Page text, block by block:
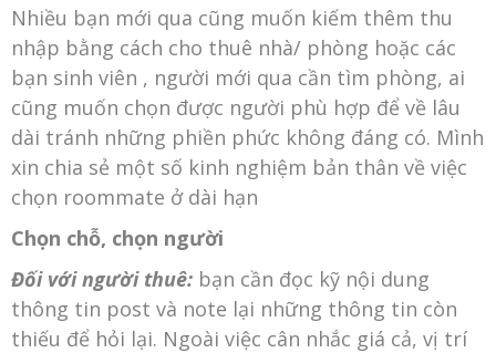
Nhiều bạn mới qua cũng muốn kiếm thêm thu
nhập bằng cách cho thuê nhà/ phòng hoặc các
bạn sinh viên , người mới qua cần tìm phòng, ai
cũng muốn chọn được người phù hợp để về lâu
dài tránh những phiền phức không đáng có. Mình
xin chia sẻ một số kinh nghiệm bản thân về việc
chọn roommate ở dài hạn
Chọn chỗ, chọn người
Đối với người thuê: bạn cần đọc kỹ nội dung
thông tin post và note lại những thông tin còn
thiếu để hỏi lại. Ngoài việc cân nhắc giá cả, vị trí